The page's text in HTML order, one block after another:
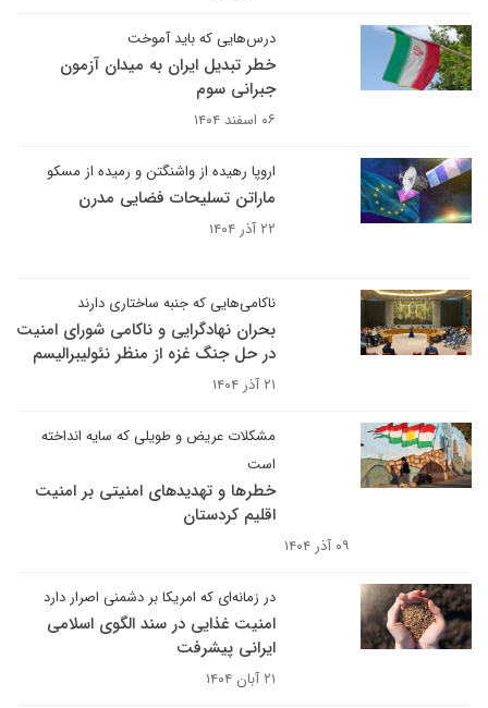
درس‌هایی که باید آموخت
خطر تبدیل ایران به میدان آزمون
جبرانی سوم
۰۶ اسفند ۱۴۰۴
اروپا رهیده از واشنگتن و رمیده از مسکو
ماراتن تسلیحات فضایی مدرن
۲۲ آذر ۱۴۰۴
ناکامی‌هایی که جنبه ساختاری دارند
بحران نهادگرایی و ناکامی شورای امنیت
در حل جنگ غزه از منظر نئولیبرالیسم
۲۱ آذر ۱۴۰۴
مشکلات عریض و طویلی که سایه انداخته
است
خطرها و تهدیدهای امنیتی بر امنیت
اقلیم کردستان
۰۹ آذر ۱۴۰۴
در زمانه‌ای که امریکا بر دشمنی اصرار دارد
امنیت غذایی در سند الگوی اسلامی
ایرانی پیشرفت
۲۱ آبان ۱۴۰۴